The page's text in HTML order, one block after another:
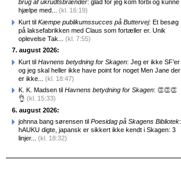
brug af ukrudtsbrænder: glad for jeg kom forbi og kunne
hjælpe med... (kl. 16:19)
Kurt til Kæmpe publikumssucces på Buttervej: Et besøg
på laksefabrikken med Claus som fortæller er. Unik
oplevelse Tak... (kl. 7:55)
7. august 2026:
Kurt til Havnens betydning for Skagen: Jeg er ikke SF’er
og jeg skal heller ikke have point for noget Men Jane der
er ikke... (kl. 18:47)
K. K. Madsen til Havnens betydning for Skagen: 👏👏👏
👌 (kl. 15:33)
6. august 2026:
johnna bang sørensen til Poesidag på Skagens Bibliotek:
hAUKU digte, japansk er sikkert ikke kendt i Skagen: 3
linjer... (kl. 18:32)